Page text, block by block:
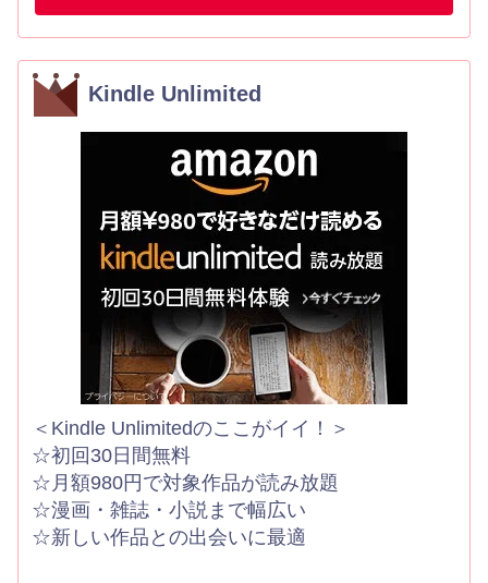
Kindle Unlimited
＜Kindle Unlimitedのここがイイ！＞
☆初回30日間無料
☆月額980円で対象作品が読み放題
☆漫画・雑誌・小説まで幅広い
☆新しい作品との出会いに最適